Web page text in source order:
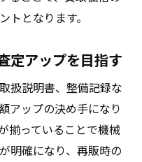
トとなります。
定アップを目指す
扱説明書、整備記録な
アップの決め手になり
揃っていることで機械
明確になり、再販時の